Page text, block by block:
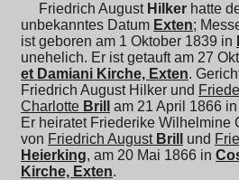
Friedrich August Hilker hatte
unbekanntes Datum Exten;
ist geboren am 1 Oktober 1839 in
unehelich. Er ist getauft am 27
et Damiani Kirche, Exten.
Friedrich August Hilker und
Charlotte Brill am 21 April 1866 in
Er heiratet Friederike Wilhelmine
von Friedrich August Brill und
Heierking, am 20 Mai 1866 in
Kirche, Exten.